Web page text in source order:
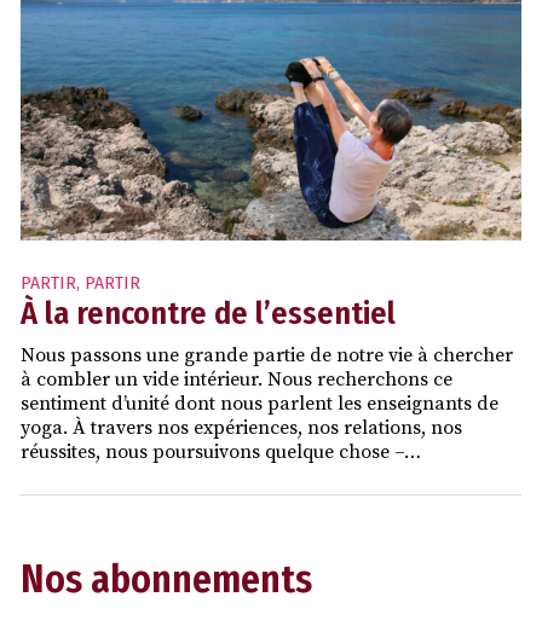
PARTIR, PARTIR
À la rencontre de l’essentiel
Nous passons une grande partie de notre vie à chercher
à combler un vide intérieur. Nous recherchons ce
sentiment d’unité dont nous parlent les enseignants de
yoga. À travers nos expériences, nos relations, nos
réussites, nous poursuivons quelque chose –…
Nos abonnements